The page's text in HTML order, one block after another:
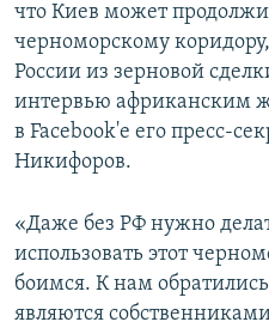
что Киев может
черноморскому
России из зерновой
интервью африканским
в Facebook'e его пресс-
Никифоров.
«Даже без РФ нужно
использовать этот
боимся. К нам
являются